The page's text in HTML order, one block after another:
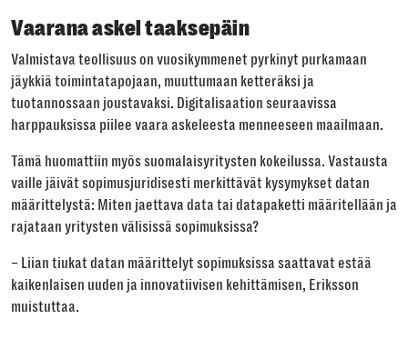
Vaarana askel taaksepäin
Valmistava teollisuus on vuosikymmenet pyrkinyt purkamaan
jäykkiä toimintatapojaan, muuttumaan ketteräksi ja
tuotannossaan joustavaksi. Digitalisaation seuraavissa
harppauksissa piilee vaara askeleesta menneeseen maailmaan.
Tämä huomattiin myös suomalaisyritysten kokeilussa. Vastausta
vaille jäivät sopimusjuridisesti merkittävät kysymykset datan
määrittelystä: Miten jaettava data tai datapaketti määritellään ja
rajataan yritysten välisissä sopimuksissa?
– Liian tiukat datan määrittelyt sopimuksissa saattavat estää
kaikenlaisen uuden ja innovatiivisen kehittämisen, Eriksson
muistuttaa.